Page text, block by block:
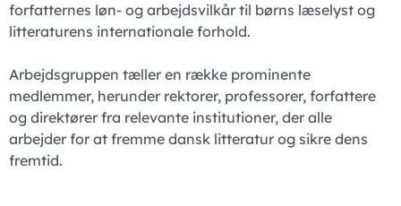
forfatternes løn- og arbejdsvilkår til børns læselyst og
litteraturens internationale forhold.
Arbejdsgruppen tæller en række prominente
medlemmer, herunder rektorer, professorer, forfattere
og direktører fra relevante institutioner, der alle
arbejder for at fremme dansk litteratur og sikre dens
fremtid.